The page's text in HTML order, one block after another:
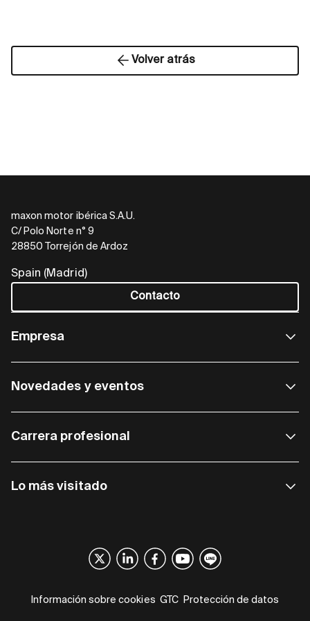
Volver atrás
maxon motor ibérica S.A.U.
C/ Polo Norte n° 9
28850 Torrejón de Ardoz
Spain (Madrid)
Contacto
Empresa
Novedades y eventos
Carrera profesional
Lo más visitado
Información sobre cookies GTC Protección de datos